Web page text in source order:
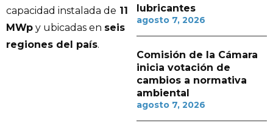
capacidad instalada de 11
MWp y ubicadas en seis
regiones del país.
lubricantes
agosto 7, 2026
Comisión de la Cámara
inicia votación de
cambios a normativa
ambiental
agosto 7, 2026